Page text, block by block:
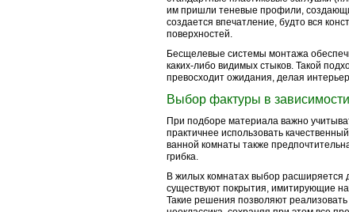
им пришли теневые профили,
создается впечатление, будто вся
поверхностей.
Бесщелевые системы монтажа
каких-либо видимых стыков. Такой
превосходит ожидания, делая
Выбор фактуры в
При подборе материала важно
практичнее использовать
ванной комнаты также
грибка.
В жилых комнатах выбор расширяется
существуют покрытия, имитирующие
Такие решения позволяют